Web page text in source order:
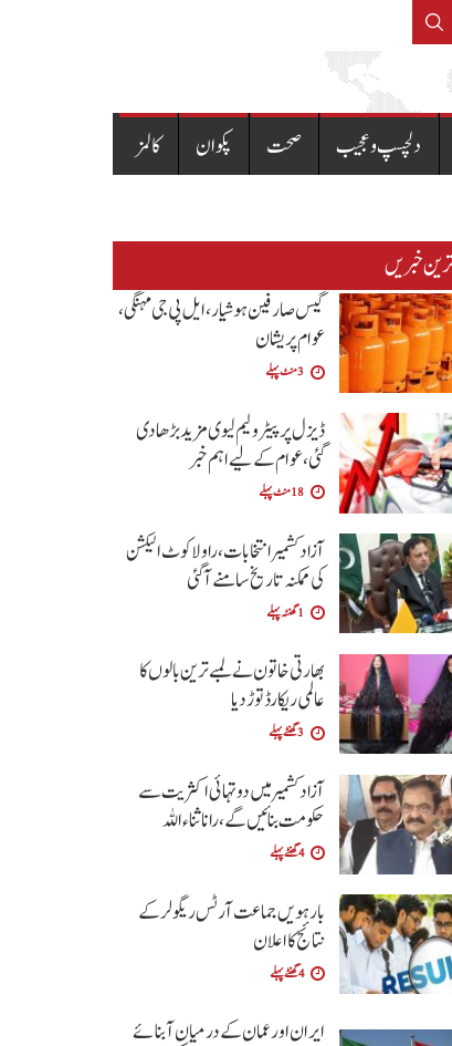
عالمی ریکارڈ توڑ دیا
دلچسپ و عجیب صحت پکوان کالمز
خبریں
گیس صارفین ہوشیار، ایل پی جی مہنگی،
عوام پریشان
3 منٹ پہلے
ڈیزل پر پیٹرولیم لیوی مزید بڑھا دی
گئی،عوام کے لیے اہم خبر
18 منٹ پہلے
آزاد کشمیر انتخابات، راولاکوٹ الیکشن
کی ممکنہ تاریخ سامنے آگئی
1 گھنٹہ پہلے
بھارتی خاتون نے لمبے ترین بالوں کا
عالمی ریکارڈ توڑ دیا
3 گھنٹے پہلے
آزاد کشمیر میں دو تہائی اکثریت سے
حکومت بنائیں گے ،رانا ثناء اللہ
4 گھنٹے پہلے
بارہویں جماعت آرٹس ریگولر کے
نتائج کا اعلان
4 گھنٹے پہلے
ایران اور عمان کے درمیان آبنائے